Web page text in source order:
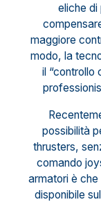
eliche di
maggiore
modo, la
il “controllo
possibilità
thrusters,
comando
armatori è
disponibile